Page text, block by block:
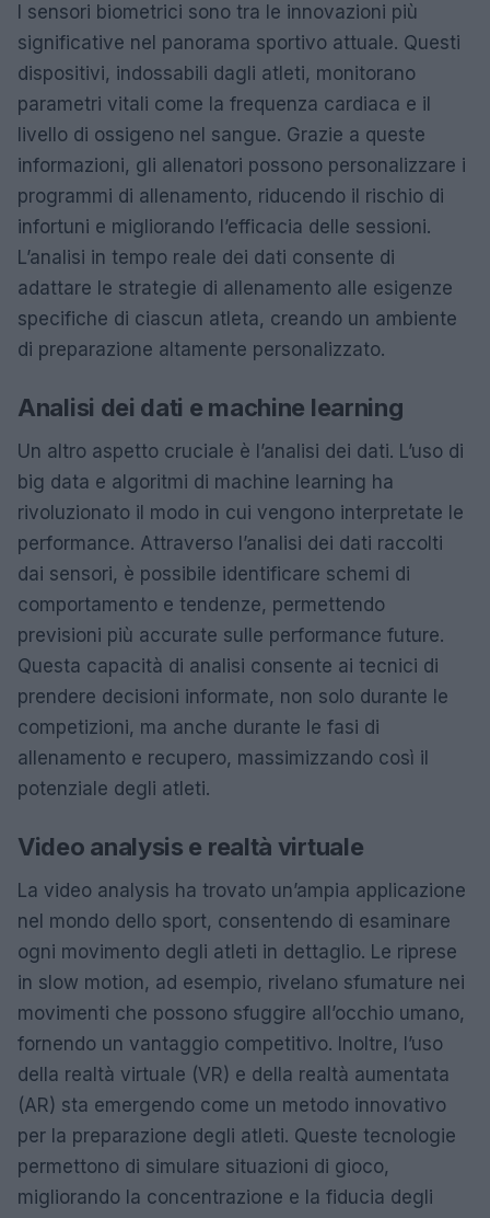
I sensori biometrici sono tra le innovazioni più
significative nel panorama sportivo attuale. Questi
dispositivi, indossabili dagli atleti, monitorano
parametri vitali come la frequenza cardiaca e il
livello di ossigeno nel sangue. Grazie a queste
informazioni, gli allenatori possono personalizzare i
programmi di allenamento, riducendo il rischio di
infortuni e migliorando l’efficacia delle sessioni.
L’analisi in tempo reale dei dati consente di
adattare le strategie di allenamento alle esigenze
specifiche di ciascun atleta, creando un ambiente
di preparazione altamente personalizzato.
Analisi dei dati e machine learning
Un altro aspetto cruciale è l’analisi dei dati. L’uso di
big data e algoritmi di machine learning ha
rivoluzionato il modo in cui vengono interpretate le
performance. Attraverso l’analisi dei dati raccolti
dai sensori, è possibile identificare schemi di
comportamento e tendenze, permettendo
previsioni più accurate sulle performance future.
Questa capacità di analisi consente ai tecnici di
prendere decisioni informate, non solo durante le
competizioni, ma anche durante le fasi di
allenamento e recupero, massimizzando così il
potenziale degli atleti.
Video analysis e realtà virtuale
La video analysis ha trovato un’ampia applicazione
nel mondo dello sport, consentendo di esaminare
ogni movimento degli atleti in dettaglio. Le riprese
in slow motion, ad esempio, rivelano sfumature nei
movimenti che possono sfuggire all’occhio umano,
fornendo un vantaggio competitivo. Inoltre, l’uso
della realtà virtuale (VR) e della realtà aumentata
(AR) sta emergendo come un metodo innovativo
per la preparazione degli atleti. Queste tecnologie
permettono di simulare situazioni di gioco,
migliorando la concentrazione e la fiducia degli